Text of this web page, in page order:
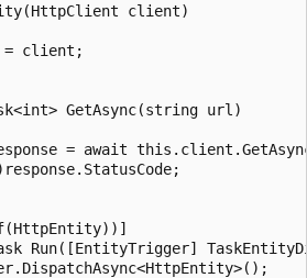
client)
client;
GetAsync(string url)
= await
Run([EntityTrigger]